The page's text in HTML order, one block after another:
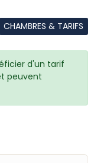
CHAMBRES & TARIFS
d'un tarif
peuvent